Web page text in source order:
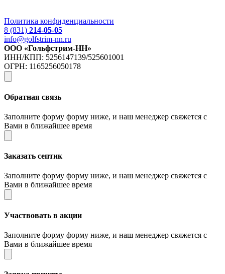
Политика конфиденциальности
8 (831) 214-05-05
info@golfstrim-nn.ru
ООО «Гольфстрим-НН»
ИНН/КПП: 5256147139/525601001
ОГРН: 1165256050178
Обратная связь
Заполните форму форму ниже, и наш менеджер свяжется с
Вами в ближайшее время
Заказать септик
Заполните форму форму ниже, и наш менеджер свяжется с
Вами в ближайшее время
Участвовать в акции
Заполните форму форму ниже, и наш менеджер свяжется с
Вами в ближайшее время